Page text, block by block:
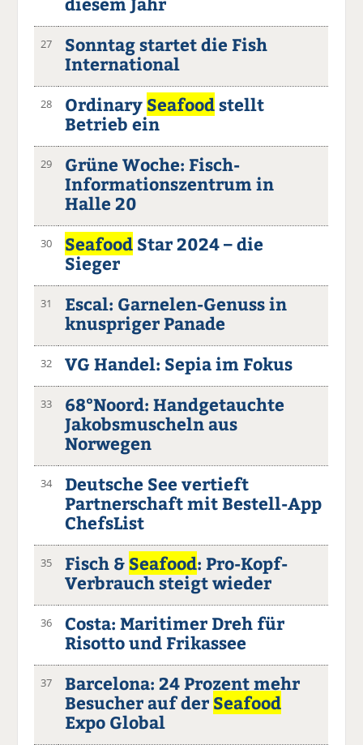
27
Sonntag startet die Fish
International
28 Ordinary Seafoodstellt
Betrieb ein
29
Grüne Woche: Fisch-
Informationszentrum in
Halle 20
30 Seafood Star 2024 – die
Sieger
31
Escal: Garnelen-Genuss in
knuspriger Panade
32 VG Handel: Sepia im Fokus
33
68°Noord: Handgetauchte
Jakobsmuscheln aus
Norwegen
34
Deutsche See vertieft
Partnerschaft mit Bestell-App
ChefsList
35 Fisch & Seafood: Pro-Kopf-
Verbrauch steigt wieder
36
Costa: Maritimer Dreh für
Risotto und Frikassee
37
Barcelona: 24 Prozent mehr
Besucher auf der Seafood
Expo Global